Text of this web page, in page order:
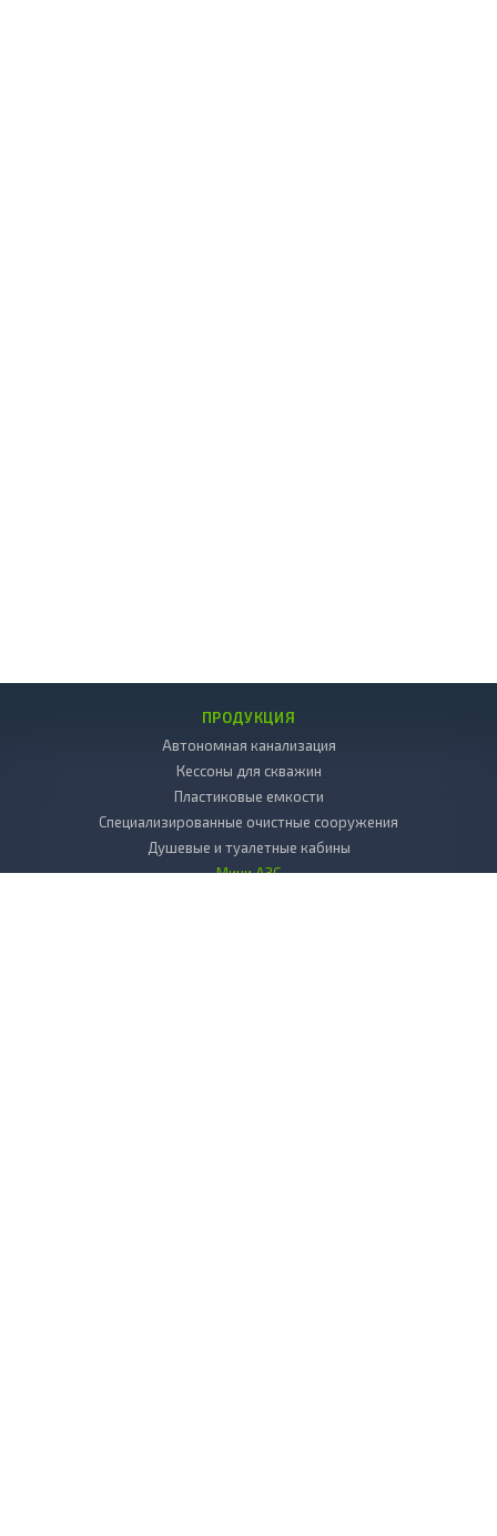
ПРОДУКЦИЯ
Автономная канализация
Кессоны для скважин
Пластиковые емкости
Специализированные очистные сооружения
Душевые и туалетные кабины
Мини АЗС